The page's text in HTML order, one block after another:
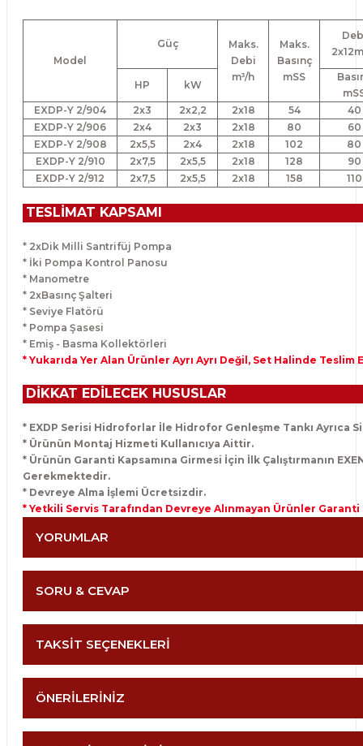
Model
Güç
Maks.
Debi
m³/h
Maks.
Basınç
mSS
HP kW
EXDP-Y 2/904
2x3 2x2,2 2x18 54
40
EXDP-Y 2/906
2x4 2x3 2x18 80
60
EXDP-Y 2/908
2x5,5 2x4 2x18 102
80
EXDP-Y 2/910
2x7,5 2x5,5 2x18 128
90
EXDP-Y 2/912
2x7,5 2x5,5 2x18 158 110
TESLİMAT KAPSAMI
* 2xDik Milli Santrifüj Pompa
* İki Pompa Kontrol Panosu
* Manometre
* 2xBasınç Şalteri
* Seviye Flatörü
* Pompa Şasesi
* Emiş - Basma Kollektörleri
* Yukarıda Yer Alan Ürünler Ayrı Ayrı Değil, Set Halinde
DİKKAT EDİLECEK HUSUSLAR
* EXDP Serisi Hidroforlar İle Hidrofor Genleşme Tankı Ayrıca
* Ürünün Montaj Hizmeti Kullanıcıya Aittir.
* Ürünün Garanti Kapsamına Girmesi İçin İlk Çalıştırmanın
Gerekmektedir.
* Devreye Alma İşlemi Ücretsizdir.
* Yetkili Servis Tarafından Devreye Alınmayan Ürünler Garanti
YORUMLAR
Yorum Yaz
SORU & CEVAP
Soru Sor
TAKSİT SEÇENEKLERİ
ÖNERİLERİNİZ